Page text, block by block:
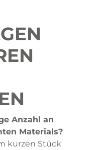
Anzahl an
Materials?
kurzen Stück